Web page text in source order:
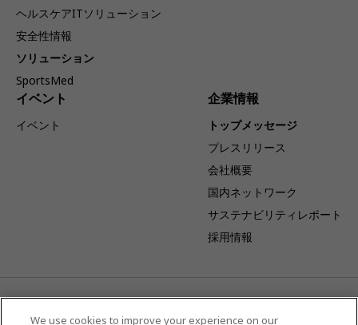
ヘルスケアITソリューション
安全性情報
ソリューション
SportsMed
イベント
イベント
企業情報
トップメッセージ
プレスリリース
会社概要
国内ネットワーク
サステナビリティレポート
採用情報
事業体制変更のお知らせ：キヤノンを吸収分割承継会社とし当社
を吸収分割会社とする吸収分割契約が締結され、2026年4月1日
We use cookies to improve your experience on our